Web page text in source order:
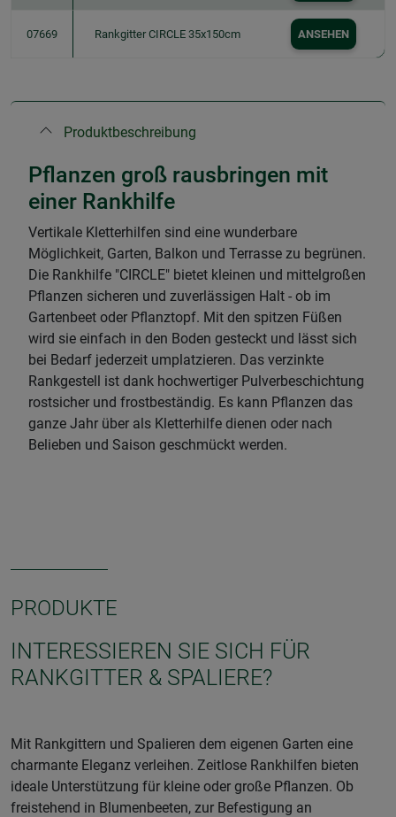
07669 Rankgitter CIRCLE 35x150cm ANSEHEN
Produktbeschreibung
Pflanzen groß rausbringen mit
einer Rankhilfe
Vertikale Kletterhilfen sind eine wunderbare
Möglichkeit, Garten, Balkon und Terrasse zu begrünen.
Die Rankhilfe "CIRCLE" bietet kleinen und mittelgroßen
Pflanzen sicheren und zuverlässigen Halt - ob im
Gartenbeet oder Pflanztopf. Mit den spitzen Füßen
wird sie einfach in den Boden gesteckt und lässt sich
bei Bedarf jederzeit umplatzieren. Das verzinkte
Rankgestell ist dank hochwertiger Pulverbeschichtung
rostsicher und frostbeständig. Es kann Pflanzen das
ganze Jahr über als Kletterhilfe dienen oder nach
Belieben und Saison geschmückt werden.
PRODUKTE
INTERESSIEREN SIE SICH FÜR
RANKGITTER & SPALIERE?
Mit Rankgittern und Spalieren dem eigenen Garten eine
charmante Eleganz verleihen. Zeitlose Rankhilfen bieten
ideale Unterstützung für kleine oder große Pflanzen. Ob
freistehend in Blumenbeeten, zur Befestigung an